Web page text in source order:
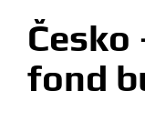
Česko
fond